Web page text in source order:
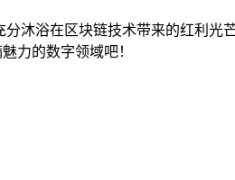
沐浴在区块链技术带来的红利光
力的数字领域吧！